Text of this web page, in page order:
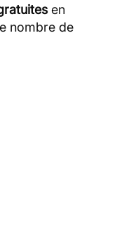
en
nombre de